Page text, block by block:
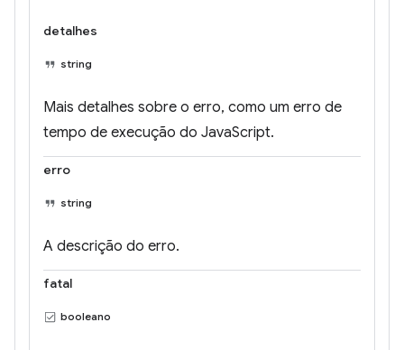
detalhes
string
Mais detalhes sobre o erro, como um erro de
tempo de execução do JavaScript.
erro
string
A descrição do erro.
fatal
booleano